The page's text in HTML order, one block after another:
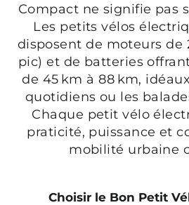
Compact ne signifie pas
Les petits vélos
disposent de moteurs de
pic) et de batteries
de 45 km à 88 km,
quotidiens ou les
Chaque petit vélo
praticité, puissance et
mobilité urbaine
Choisir le Bon Petit